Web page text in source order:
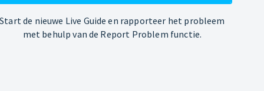
Start de nieuwe Live Guide en rapporteer het probleem
met behulp van de Report Problem functie.